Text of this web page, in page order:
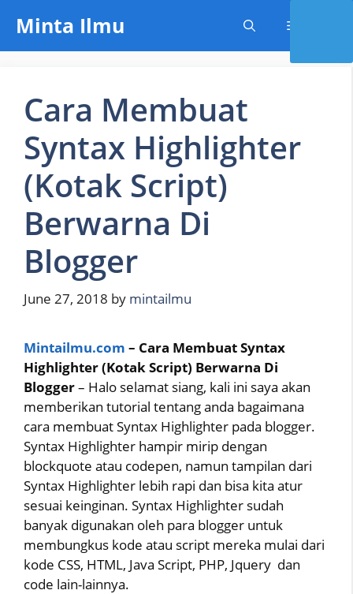
content
Minta Ilmu
Cara Membuat
Syntax Highlighter
(Kotak Script)
Berwarna Di
Blogger
June 27, 2018 by mintailmu
Mintailmu.com – Cara Membuat Syntax
Highlighter (Kotak Script) Berwarna Di
Blogger– Halo selamat siang, kali ini saya akan
memberikan tutorial tentang anda bagaimana
cara membuat Syntax Highlighter pada blogger.
Syntax Highlighter hampir mirip dengan
blockquote atau codepen, namun tampilan dari
Syntax Highlighter lebih rapi dan bisa kita atur
sesuai keinginan. Syntax Highlighter sudah
banyak digunakan oleh para blogger untuk
membungkus kode atau script mereka mulai dari
kode CSS, HTML, Java Script, PHP, Jquery dan
code lain-lainnya.